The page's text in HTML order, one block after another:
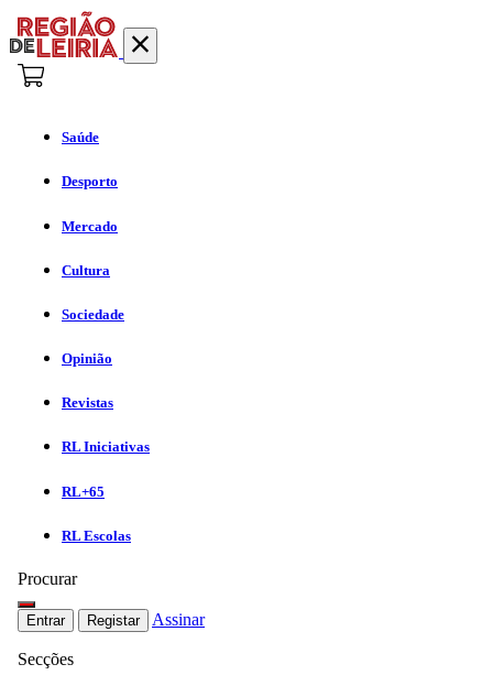
Saúde
Desporto
Mercado
Cultura
Sociedade
Opinião
Revistas
RL Iniciativas
RL+65
RL Escolas
Procurar
Entrar Registar Assinar
Secções